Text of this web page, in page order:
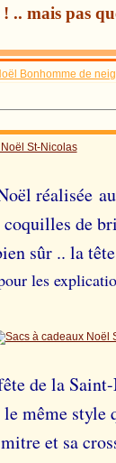
.. mais pas
Bonhomme de
réalisée
coquilles de
sûr .. la
les
de la
même style
et sa